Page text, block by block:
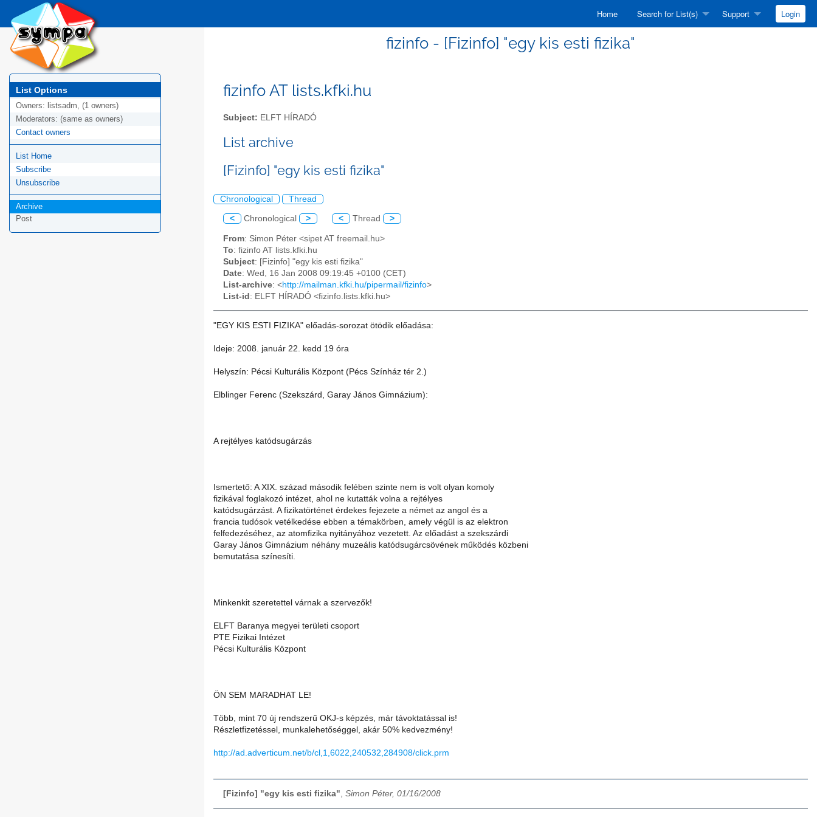
Home Search for List(s) Support Login
fizinfo - [Fizinfo] "egy kis esti fizika"
List Options
Owners: listsadm, (1 owners)
Moderators: (same as owners)
Contact owners
List Home
Subscribe
Unsubscribe
Archive
Post
fizinfo AT lists.kfki.hu
Subject: ELFT HÍRADÓ
List archive
[Fizinfo] "egy kis esti fizika"
Chronological Thread
< Chronological > < Thread >
From: Simon Péter <sipet AT freemail.hu>
To: fizinfo AT lists.kfki.hu
Subject: [Fizinfo] "egy kis esti fizika"
Date: Wed, 16 Jan 2008 09:19:45 +0100 (CET)
List-archive: <http://mailman.kfki.hu/pipermail/fizinfo>
List-id : ELFT HÍRADÓ <fizinfo.lists.kfki.hu>
"EGY KIS ESTI FIZIKA" előadás-sorozat ötödik előadása:
Ideje: 2008. január 22. kedd 19 óra
Helyszín: Pécsi Kulturális Központ (Pécs Színház tér 2.)
Elblinger Ferenc (Szekszárd, Garay János Gimnázium):
A rejtélyes katódsugárzás
Ismertető: A XIX. század második felében szinte nem is volt olyan komoly
fizikával foglakozó intézet, ahol ne kutatták volna a rejtélyes
katódsugárzást. A fizikatörténet érdekes fejezete a német az angol és a
francia tudósok vetélkedése ebben a témakörben, amely végül is az elektron
felfedezéséhez, az atomfizika nyitányához vezetett. Az előadást a szekszárdi
Garay János Gimnázium néhány muzeális katódsugárcsövének működés közbeni
bemutatása színesíti.
Minkenkit szeretettel várnak a szervezők!
ELFT Baranya megyei területi csoport
PTE Fizikai Intézet
Pécsi Kulturális Központ
ÖN SEM MARADHAT LE!
Több, mint 70 új rendszerű OKJ-s képzés, már távoktatással is!
Részletfizetéssel, munkalehetőséggel, akár 50% kedvezmény!
http://ad.adverticum.net/b/cl,1,6022,240532,284908/click.prm
[Fizinfo] "egy kis esti fizika", Simon Péter, 01/16/2008